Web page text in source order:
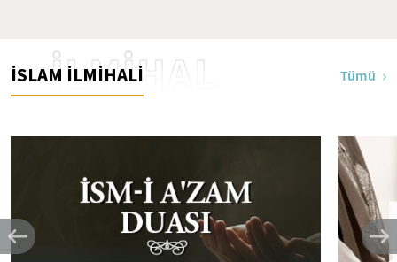
İSLAM İLMİHALİ
İLMİHAL Tümü